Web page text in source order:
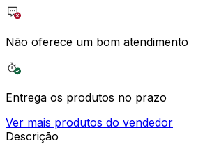
Não oferece um bom atendimento
Entrega os produtos no prazo
Ver mais produtos do vendedor
Descrição